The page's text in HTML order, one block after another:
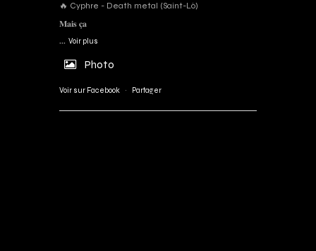
🔥 Cyphre - Death metal (Saint-Lô)
𝐌𝐚𝐢𝐬 𝐜̧𝐚
... Voir plus
Photo
Voir sur Facebook · Partager